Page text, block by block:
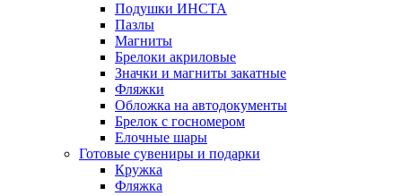
Подушки ИНСТА
Пазлы
Магниты
Брелоки акриловые
Значки и магниты закатные
Фляжки
Обложка на автодокументы
Брелок с госномером
Елочные шары
Готовые сувениры и подарки
Кружка
Фляжка